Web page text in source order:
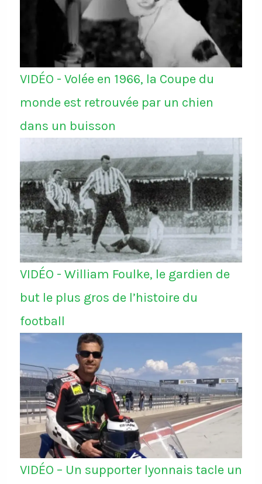
VIDÉO - Volée en 1966, la Coupe du
monde est retrouvée par un chien
dans un buisson
VIDÉO - William Foulke, le gardien de
but le plus gros de l’histoire du
football
VIDÉO – Un supporter lyonnais tacle un